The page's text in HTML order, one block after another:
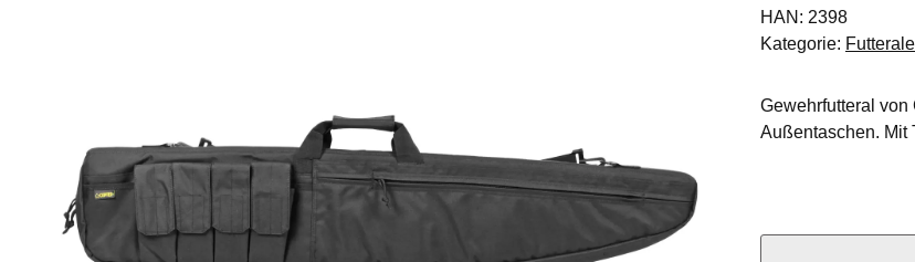
HAN: 2398
Kategorie:
Gewehrfutteral von
Außentaschen. Mit